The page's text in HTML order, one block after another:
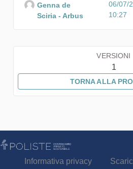
Genna de
Sciria - Arbus
06/07/
10:27
VERSIONI
1
TORNA ALLA
Informativa privacy